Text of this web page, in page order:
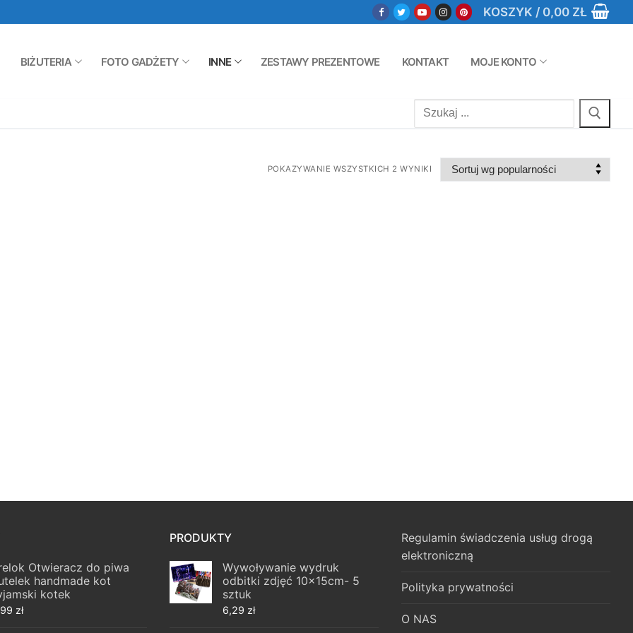
KOSZYK / 0,00 ZŁ
BIŻUTERIA FOTO GADŻETY INNE ZESTAWY PREZENTOWE KONTAKT MOJE KONTO
Szukaj:
POKAZYWANIE WSZYSTKICH 2 WYNIKI
Otwieracz do piwa
handmade kot
kotek
zł
PRODUKTY
Wywoływanie wydruk
odbitki zdjęć 10x15cm- 5
sztuk
6,29 zł
Regulamin świadczenia usług drogą
elektroniczną
Polityka prywatności
O NAS